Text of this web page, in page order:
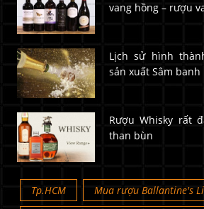
vang hồng – rượu
Lịch sử hình
sản xuất Sâm banh
Rượu Whisky rất
than bùn
Tp.HCM
Mua rượu Ballantine's